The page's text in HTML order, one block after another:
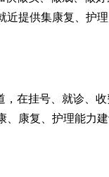
提供集康复、护
在挂号、就诊、
康复、护理能力